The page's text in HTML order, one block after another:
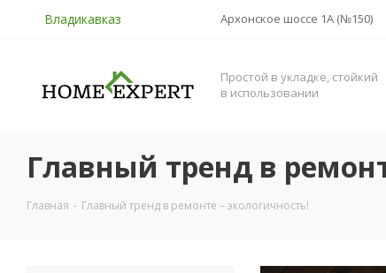
Владикавказ Архонское шоссе 1А (№150)
Простой в укладке, стойкий
в использовании
Главный тренд в
Главная - Главный тренд в ремонте – экологичность!